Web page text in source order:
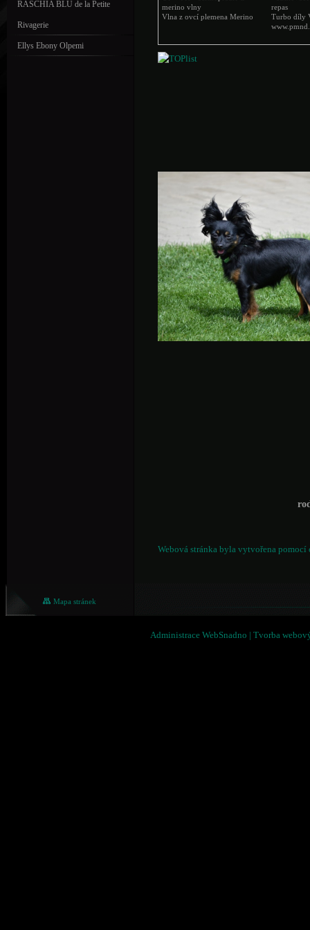
RASCHIA BLU de la Petite
Rivagerie
Ellys Ebony Olpemi
merino vlny
Vlna z ovcí plemena Merino
repas
Turbo díly
Webová stránka byla vytvořena
Mapa stránek
Administrace WebSnadno | Tvorba